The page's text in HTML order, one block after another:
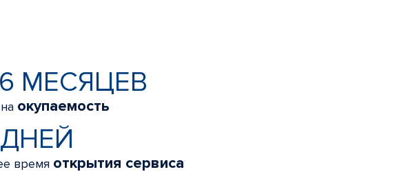
МЕСЯЦЕВ
окупаемость
время открытия сервиса